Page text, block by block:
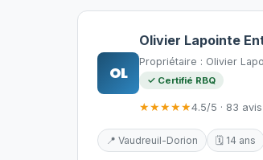
OL
Olivier Lapointe
Propriétaire : Olivier
✓ Certifié RBQ
★★★★★4.5/5 · 83 avis
📍 Vaudreuil-Dorion 🗓️ 14 ans